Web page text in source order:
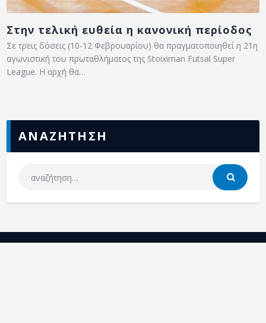
Στην τελική ευθεία η κανονική περίοδος
Σε τρεις δόσεις (10-12 Φεβρουαρίου) θα πραγματοποιηθεί η 21η
αγωνιστική του πρωταθλήματος της Stoiximan Futsal Super
League. Η αρχή θα…
ΑΝΑΖΗΤΗΣΗ